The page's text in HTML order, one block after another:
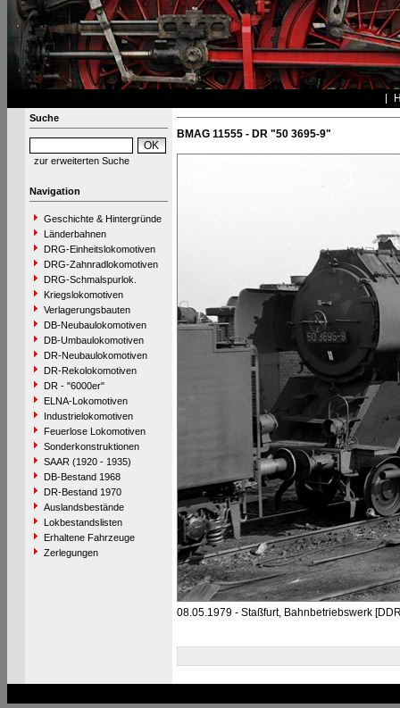
Suche
zur erweiterten Suche
Navigation
Geschichte & Hintergründe
Länderbahnen
DRG-Einheitslokomotiven
DRG-Zahnradlokomotiven
DRG-Schmalspurlok.
Kriegslokomotiven
Verlagerungsbauten
DB-Neubaulokomotiven
DB-Umbaulokomotiven
DR-Neubaulokomotiven
DR-Rekolokomotiven
DR - "6000er"
ELNA-Lokomotiven
Industrielokomotiven
Feuerlose Lokomotiven
Sonderkonstruktionen
SAAR (1920 - 1935)
DB-Bestand 1968
DR-Bestand 1970
Auslandsbestände
Lokbestandslisten
Erhaltene Fahrzeuge
Zerlegungen
BMAG 11555 - DR "50 3695-9"
08.05.1979 - Staßfurt, Bahnbetriebswerk